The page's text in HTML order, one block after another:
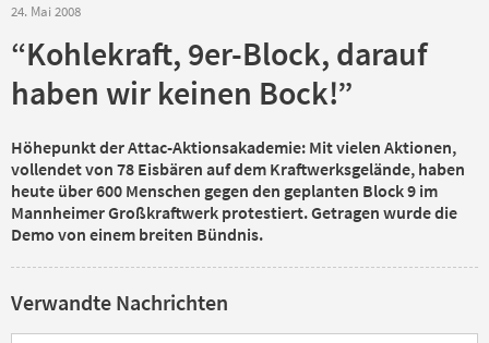
24. Mai 2008
“Kohlekraft, 9er-Block, darauf
haben wir keinen Bock!”
Höhepunkt der Attac-Aktionsakademie: Mit vielen Aktionen,
vollendet von 78 Eisbären auf dem Kraftwerksgelände, haben
heute über 600 Menschen gegen den geplanten Block 9 im
Mannheimer Großkraftwerk protestiert. Getragen wurde die
Demo von einem breiten Bündnis.
Verwandte Nachrichten